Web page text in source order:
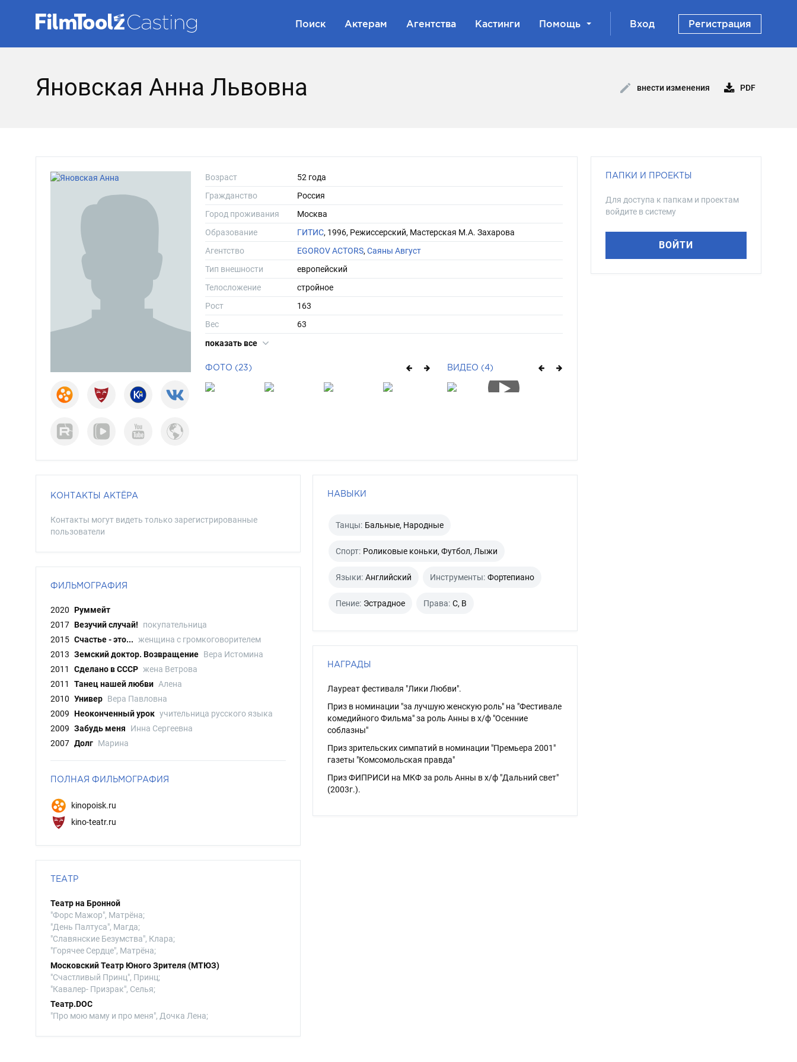
Поиск Актерам Агентства Кастинги Помощь Вход Регистрация
Яновская Анна Львовна внести изменения PDF
Возраст
52 года
Гражданство
Россия
Город проживания
Москва
Образование
ГИТИС, 1996, Режиссерский, Мастерская М.А. Захарова
Агентство
EGOROV ACTORS, Саяны Август
Тип внешности
европейский
Телосложение
стройное
Рост
163
Вес
63
Длина волос
показать все
ФОТО (23) ВИДЕО (4)
КОНТАКТЫ АКТЁРА
Контакты могут видеть только зарегистрированные
пользователи
ФИЛЬМОГРАФИЯ
2020 Руммейт
2017 Везучий случай!
покупательница
2015 Счастье - это... женщина с громкоговорителем
2013 Земский доктор. Возвращение Вера Истомина
2011
Сделано в СССР жена Ветрова
2011
Танец нашей любви Алена
2010 Универ Вера Павловна
2009 Неоконченный урок учительница русского языка
2009 Забудь меня
Инна Сергеевна
2007 Долг Марина
ПОЛНАЯ ФИЛЬМОГРАФИЯ
kinopoisk.ru
kino-teatr.ru
ТЕАТР
Театр на Бронной
"Форс Мажор", Матрёна;
"День Палтуса", Магда;
"Славянские Безумства", Клара;
"Горячее Сердце", Матрёна;
Московский Театр Юного Зрителя (МТЮЗ)
"Счастливый Принц", Принц;
"Кавалер- Призрак", Селья;
Театр.DOC
"Про мою маму и про меня", Дочка Лена;
НАВЫКИ
Танцы: Бальные, Народные
Спорт: Роликовые коньки, Футбол, Лыжи
Языки: Английский Инструменты: Фортепиано
Пение: Эстрадное Права: C, B
НАГРАДЫ
Лауреат фестиваля "Лики Любви".
Приз в номинации "за лучшую женскую роль" на "Фестивале
комедийного Фильма" за роль Анны в х/ф "Осенние
соблазны"
Приз зрительских симпатий в номинации "Премьера 2001"
газеты "Комсомольская правда"
Приз ФИПРИСИ на МКФ за роль Анны в х/ф "Дальний свет"
(2003г.).
ПАПКИ И ПРОЕКТЫ
Для доступа к папкам и проектам
войдите в систему
ВОЙТИ